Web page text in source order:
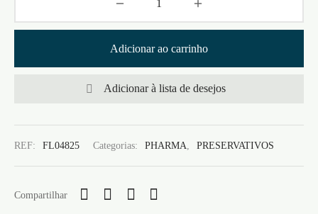
Adicionar ao carrinho
Adicionar à lista de desejos
REF: FL04825 Categorias: PHARMA PRESERVATIVOS
Compartilhar